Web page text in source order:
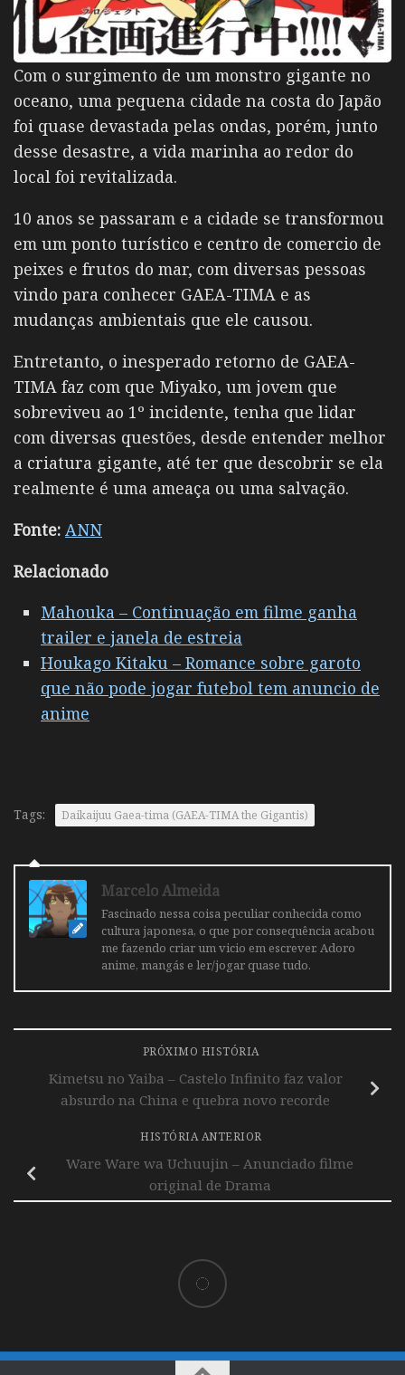
Com o surgimento de um monstro gigante no
oceano, uma pequena cidade na costa do Japão
foi quase devastada pelas ondas, porém, junto
desse desastre, a vida marinha ao redor do
local foi revitalizada.
10 anos se passaram e a cidade se transformou
em um ponto turístico e centro de comercio de
peixes e frutos do mar, com diversas pessoas
vindo para conhecer GAEA-TIMA e as
mudanças ambientais que ele causou.
Entretanto, o inesperado retorno de GAEA-
TIMA faz com que Miyako, um jovem que
sobreviveu ao 1º incidente, tenha que lidar
com diversas questões, desde entender melhor
a criatura gigante, até ter que descobrir se ela
realmente é uma ameaça ou uma salvação.
Fonte: ANN
Relacionado
Mahouka – Continuação em filme ganha
trailer e janela de estreia
Houkago Kitaku – Romance sobre garoto
que não pode jogar futebol tem anuncio de
anime
Tags: Daikaijuu Gaea-tima (GAEA-TIMA the Gigantis)
Marcelo Almeida
Fascinado nessa coisa peculiar conhecida como
cultura japonesa, o que por consequência acabou
me fazendo criar um vicio em escrever. Adoro
anime, mangás e ler/jogar quase tudo.
PRÓXIMO HISTÓRIA
Kimetsu no Yaiba – Castelo Infinito faz valor
absurdo na China e quebra novo recorde
HISTÓRIA ANTERIOR
Ware Ware wa Uchuujin – Anunciado filme
original de Drama